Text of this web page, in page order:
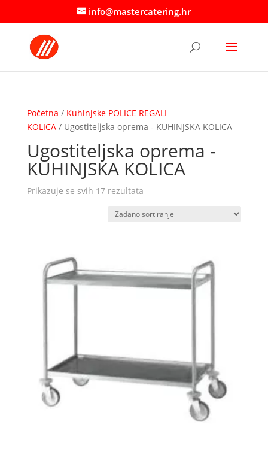
info@mastercatering.hr
Početna / Kuhinjske POLICE REGALI
KOLICA/ Ugostiteljska oprema - KUHINJSKA KOLICA
Ugostiteljska oprema -
KUHINJSKA KOLICA
Prikazuje se svih 17 rezultata